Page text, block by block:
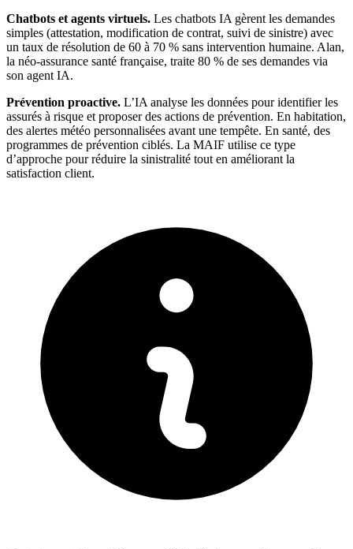
Chatbots et agents virtuels. Les chatbots IA gèrent les demandes
simples (attestation, modification de contrat, suivi de sinistre) avec
un taux de résolution de 60 à 70 % sans intervention humaine. Alan,
la néo-assurance santé française, traite 80 % de ses demandes via
son agent IA.
Prévention proactive. L’IA analyse les données pour identifier les
assurés à risque et proposer des actions de prévention. En habitation,
des alertes météo personnalisées avant une tempête. En santé, des
programmes de prévention ciblés. La MAIF utilise ce type
d’approche pour réduire la sinistralité tout en améliorant la
satisfaction client.